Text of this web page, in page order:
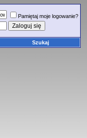
Pamiętaj moje logowanie?
Szukaj